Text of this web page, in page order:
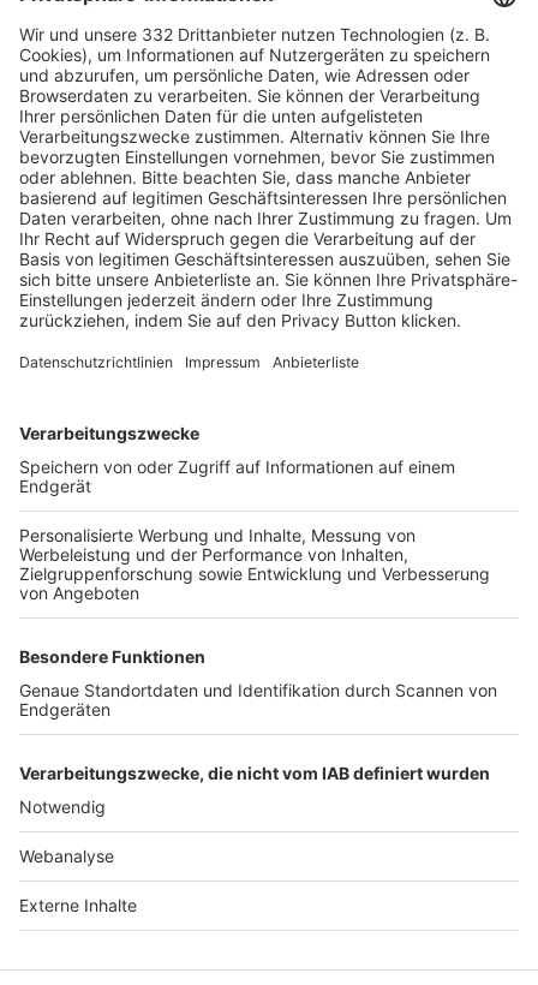
HÄUFIG BESUCHTE SEITEN
Pässe und Vereinswechsel
Trainerausbildung
Schulungsangebot Vereinsmitarbeiter
BFV-Geschäftsstellen
Trainerbörse
Login SpielPlus
FOLGE DEM BFV
TOP-VEREINE
TOP-PARTNER
Nutzungsbedingungen Datenschutz Impressum